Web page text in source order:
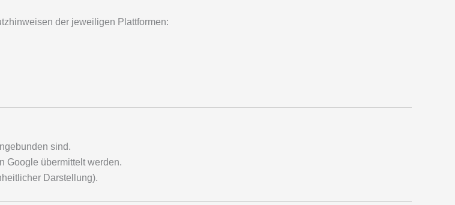
der jeweiligen Plattformen:
sind.
Google übermittelt werden.
Darstellung).